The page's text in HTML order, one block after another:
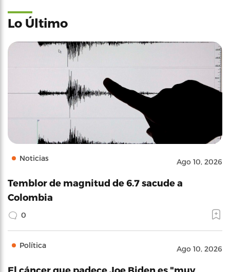
Lo Último
Noticias Ago 10, 2026
Temblor de magnitud de 6.7 sacude a
Colombia
0
Política Ago 10, 2026
El cáncer que padece Joe Biden es "muy